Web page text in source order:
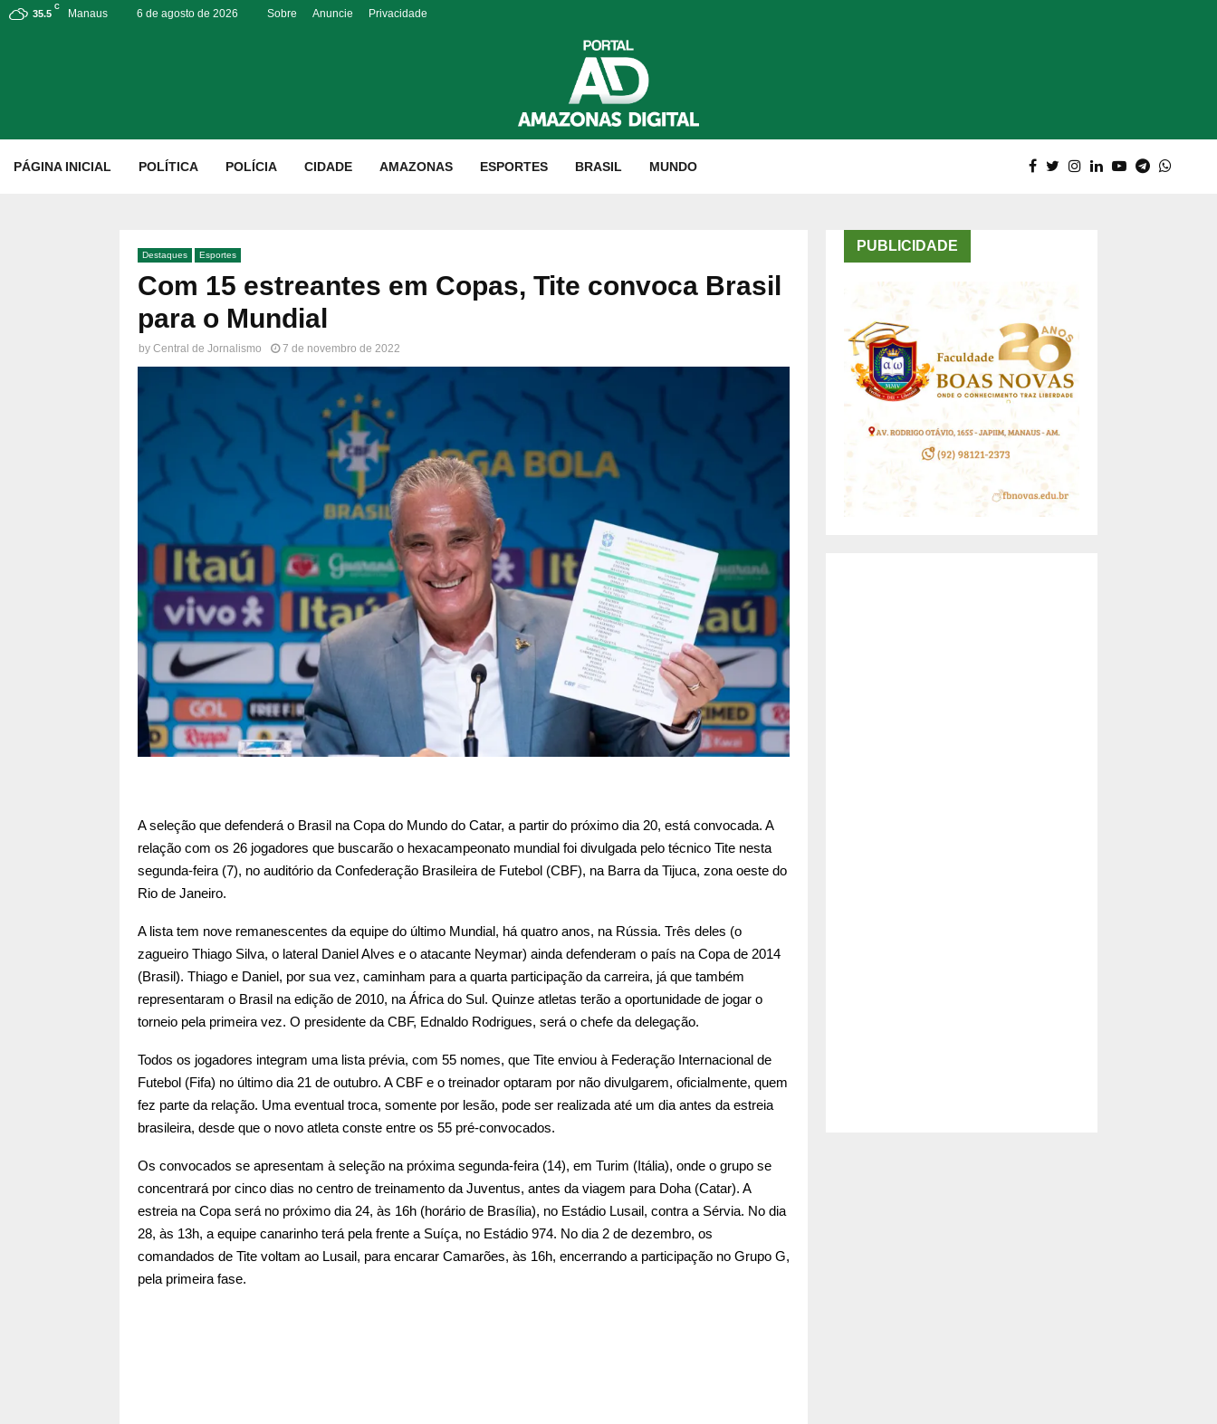
35.5
C
Manaus 6 de agosto de 2026 Sobre Anuncie Privacidade
PÁGINA INICIAL POLÍTICA POLÍCIA CIDADE AMAZONAS ESPORTES BRASIL MUNDO
Destaques Esportes
Com 15 estreantes em Copas, Tite convoca Brasil
para o Mundial
by Central de Jornalismo 7 de novembro de 2022
A seleção que defenderá o Brasil na Copa do Mundo do Catar, a partir do próximo dia 20, está convocada. A
relação com os 26 jogadores que buscarão o hexacampeonato mundial foi divulgada pelo técnico Tite nesta
segunda-feira (7), no auditório da Confederação Brasileira de Futebol (CBF), na Barra da Tijuca, zona oeste do
Rio de Janeiro.
A lista tem nove remanescentes da equipe do último Mundial, há quatro anos, na Rússia. Três deles (o
zagueiro Thiago Silva, o lateral Daniel Alves e o atacante Neymar) ainda defenderam o país na Copa de 2014
(Brasil). Thiago e Daniel, por sua vez, caminham para a quarta participação da carreira, já que também
representaram o Brasil na edição de 2010, na África do Sul. Quinze atletas terão a oportunidade de jogar o
torneio pela primeira vez. O presidente da CBF, Ednaldo Rodrigues, será o chefe da delegação.
Todos os jogadores integram uma lista prévia, com 55 nomes, que Tite enviou à Federação Internacional de
Futebol (Fifa) no último dia 21 de outubro. A CBF e o treinador optaram por não divulgarem, oficialmente, quem
fez parte da relação. Uma eventual troca, somente por lesão, pode ser realizada até um dia antes da estreia
brasileira, desde que o novo atleta conste entre os 55 pré-convocados.
Os convocados se apresentam à seleção na próxima segunda-feira (14), em Turim (Itália), onde o grupo se
concentrará por cinco dias no centro de treinamento da Juventus, antes da viagem para Doha (Catar). A
estreia na Copa será no próximo dia 24, às 16h (horário de Brasília), no Estádio Lusail, contra a Sérvia. No dia
28, às 13h, a equipe canarinho terá pela frente a Suíça, no Estádio 974. No dia 2 de dezembro, os
comandados de Tite voltam ao Lusail, para encarar Camarões, às 16h, encerrando a participação no Grupo G,
pela primeira fase.
PUBLICIDADE